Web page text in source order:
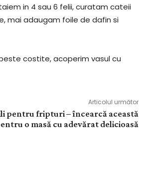
in 4 sau 6 felii, curatam cateii
mai adaugam foile de dafin si
costite, acoperim vasul cu
Articolul următor
pentru fripturi – încearcă această
o masă cu adevărat delicioasă